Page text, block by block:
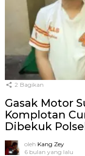
2 Bagikan
Gasak Motor
Komplotan
Dibekuk
oleh Kang Zey
6 bulan yang lalu